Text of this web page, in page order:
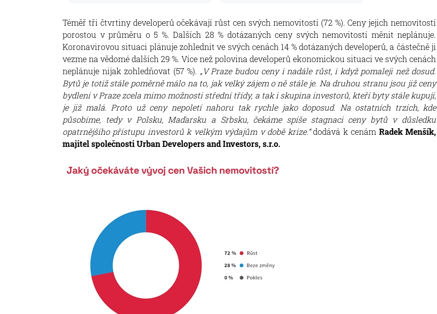
Téměř tři čtvrtiny developerů očekávají růst cen svých nemovitostí (72 %). Ceny jejich nemovitostí
porostou v průměru o 5 %. Dalších 28 % dotázaných ceny svých nemovitostí měnit neplánuje.
Koronavirovou situaci plánuje zohlednit ve svých cenách 14 % dotázaných developerů, a částečně ji
vezme na vědomé dalších 29 %. Více než polovina developerů ekonomickou situaci ve svých cenách
neplánuje nijak zohledňovat (57 %). „V Praze budou ceny i nadále růst, i když pomaleji než dosud.
Bytů je totiž stále poměrně málo na to, jak velký zájem o ně stále je. Na druhou stranu jsou již ceny
bydlení v Praze zcela mimo možnosti střední třídy, a tak i skupina investorů, kteří byty stále kupují,
je již malá. Proto už ceny nepoletí nahoru tak rychle jako doposud. Na ostatních trzích, kde
působíme, tedy v Polsku, Maďarsku a Srbsku, čekáme spíše stagnaci ceny bytů v důsledku
opatrnějšího přístupu investorů k velkým výdajům v době krize.“dodává k cenám Radek Menšík,
majitel společnosti Urban Developers and Investors, s.r.o.